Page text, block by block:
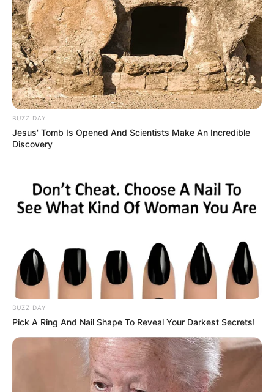
BUZZ DAY
Jesus' Tomb Is Opened And Scientists Make An Incredible
Discovery
BUZZ DAY
Pick A Ring And Nail Shape To Reveal Your Darkest Secrets!